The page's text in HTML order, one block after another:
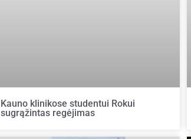
Kauno klinikose studentui Rokui
sugrąžintas regėjimas